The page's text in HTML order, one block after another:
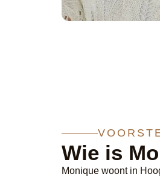
Wie is
Monique woont in